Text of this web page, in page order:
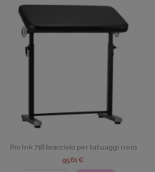
Pro Ink 718 bracciolo per tatuaggi nero
95,61 €